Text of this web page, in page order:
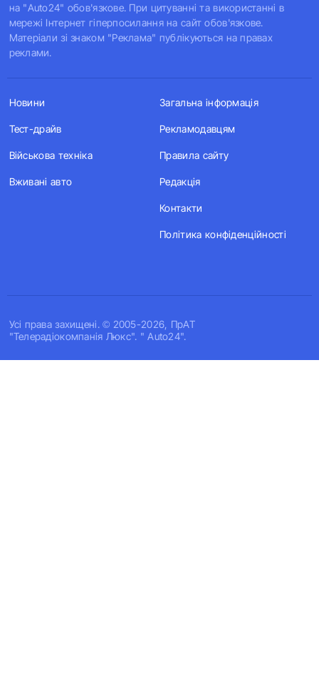
на "Auto24" обов'язкове. При цитуванні та використанні в
мережі Інтернет гіперпосилання на сайт обов'язкове.
Матеріали зі знаком "Реклама" публікуються на правах
реклами.
Усi права захищенi. © 2005-2026, ПрАТ
"Телерадіокомпанія Люкс". " Auto24".
Новини
Тест-драйв
Військова техніка
Вживані авто
Загальна інформація
Рекламодавцям
Правила сайту
Редакція
Контакти
Політика конфіденційності